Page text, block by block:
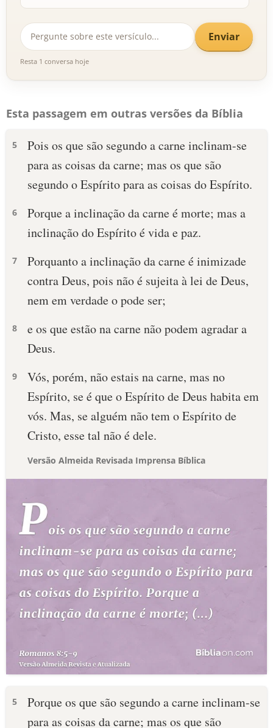
Enviar
Resta 1 conversa hoje
Esta passagem em outras versões da Bíblia
5
Pois os que são segundo a carne inclinam-se
para as coisas da carne; mas os que são
segundo o Espírito para as coisas do Espírito.
6
Porque a inclinação da carne é morte; mas a
inclinação do Espírito é vida e paz.
7
Porquanto a inclinação da carne é inimizade
contra Deus, pois não é sujeita à lei de Deus,
nem em verdade o pode ser;
8
e os que estão na carne não podem agradar a
Deus.
9
Vós, porém, não estais na carne, mas no
Espírito, se é que o Espírito de Deus habita em
vós. Mas, se alguém não tem o Espírito de
Cristo, esse tal não é dele.
Versão Almeida Revisada Imprensa Bíblica
5
Porque os que são segundo a carne inclinam-se
para as coisas da carne; mas os que são